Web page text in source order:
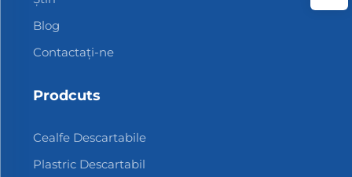
Blog
Contactați-ne
Prodcuts
Cealfe Descartabile
Plastric Descartabil